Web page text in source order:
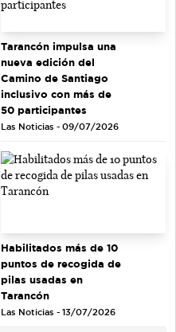
Tarancón impulsa una
nueva edición del
Camino de Santiago
inclusivo con más de
50 participantes
Las Noticias - 09/07/2026
Habilitados más de 10
puntos de recogida de
pilas usadas en
Tarancón
Las Noticias - 13/07/2026